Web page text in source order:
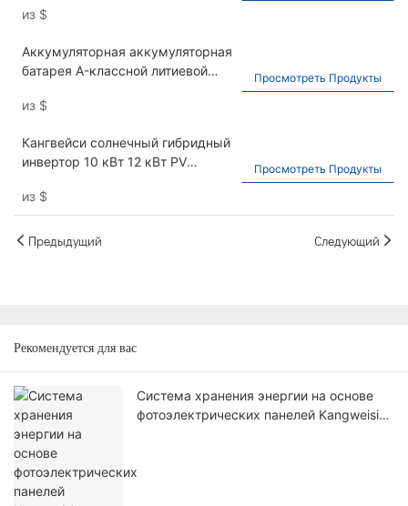
использования 51,2 В 200 А·ч
10 кВт·ч
из $
Аккумуляторная аккумуляторная
батарея A-классной литиевой
используемая для домашнего и
энергии лития лития, 51,2 В
300AH
из $
Просмотреть Продукты
Кангвейси солнечный гибридный
инвертор 10 кВт 12 кВт PV
Солнечная мощность инвертор
из $
Просмотреть Продукты
Предыдущий Следующий
Рекомендуется для вас
Система хранения энергии на основе
фотоэлектрических панелей Kangweisi